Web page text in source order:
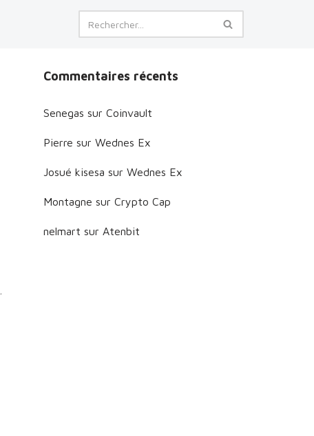
Commentaires récents
Senegas sur Coinvault
Pierre sur Wednes Ex
Josué kisesa sur Wednes Ex
Montagne sur Crypto Cap
nelmart sur Atenbit